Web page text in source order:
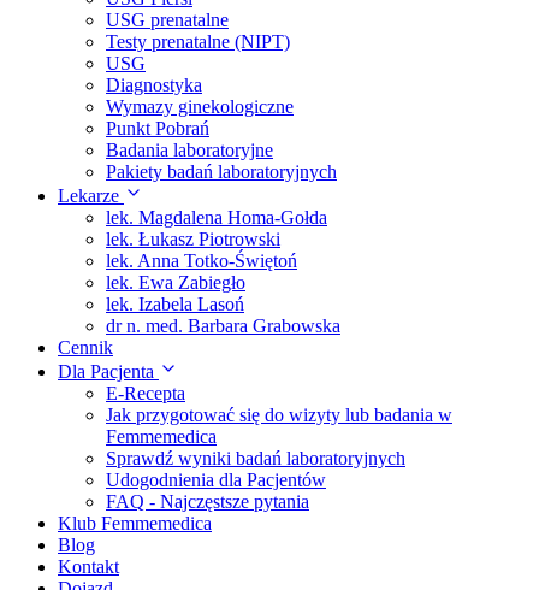
USG prenatalne
Testy prenatalne (NIPT)
USG
Diagnostyka
Wymazy ginekologiczne
Punkt Pobrań
Badania laboratoryjne
Pakiety badań laboratoryjnych
Lekarze
lek. Magdalena Homa-Gołda
lek. Łukasz Piotrowski
lek. Anna Totko-Świętoń
lek. Ewa Zabiegło
lek. Izabela Lasoń
dr n. med. Barbara Grabowska
Cennik
Dla Pacjenta
E-Recepta
Jak przygotować się do wizyty lub badania w
Femmemedica
Sprawdź wyniki badań laboratoryjnych
Udogodnienia dla Pacjentów
FAQ - Najczęstsze pytania
Klub Femmemedica
Blog
Kontakt